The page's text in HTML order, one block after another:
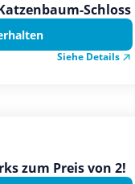
Schloss
Siehe Details
zum Preis von 2!